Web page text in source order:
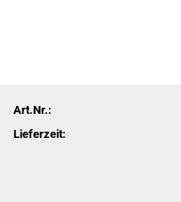
Art.Nr.:
Lieferzeit: